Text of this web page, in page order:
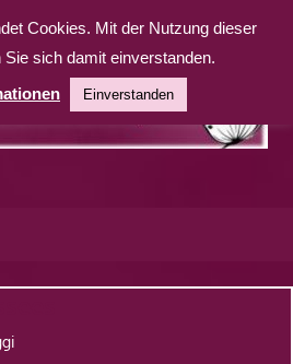
Cookies. Mit der Nutzung dieser
sich damit einverstanden.
Einverstanden